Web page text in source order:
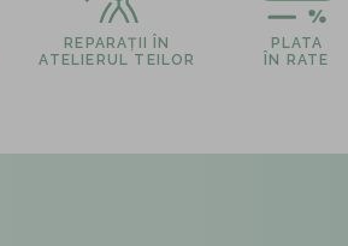
REPARAȚII ÎN
ATELIERUL TEILOR
PLATA
ÎN RATE